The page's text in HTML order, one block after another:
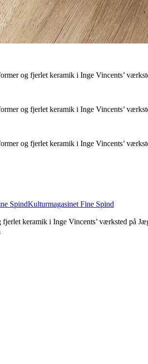
Kulturmagasinet Fine Spind
keramik i Inge Vincents’ værksted på